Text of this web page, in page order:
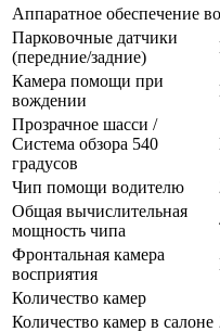
Аппаратное обеспечение
Парковочные датчики
(передние/задние)
Камера помощи при
вождении
Прозрачное шасси /
Система обзора 540
градусов
Чип помощи водителю
Общая вычислительная
мощность чипа
Фронтальная камера
восприятия
Количество камер
Количество камер в салоне